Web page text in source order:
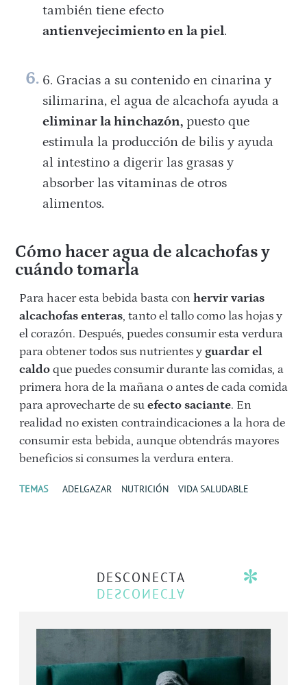
también tiene efecto
antienvejecimiento en la piel.
Gracias a su contenido en cinarina y
silimarina, el agua de alcachofa ayuda a
eliminar la hinchazón,puesto que
estimula la producción de bilis y ayuda
al intestino a digerir las grasas y
absorber las vitaminas de otros
alimentos.
Cómo hacer agua de alcachofas y
cuándo tomarla
Para hacer esta bebida basta con hervir varias
alcachofas enteras, tanto el tallo como las hojas y
el corazón. Después, puedes consumir esta verdura
para obtener todos sus nutrientes y guardar el
caldo que puedes consumir durante las comidas, a
primera hora de la mañana o antes de cada comida
para aprovecharte de su efecto saciante. En
realidad no existen contraindicaciones a la hora de
consumir esta bebida, aunque obtendrás mayores
beneficios si consumes la verdura entera.
TEMAS ADELGAZAR NUTRICIÓN VIDA SALUDABLE
DESCONECTA